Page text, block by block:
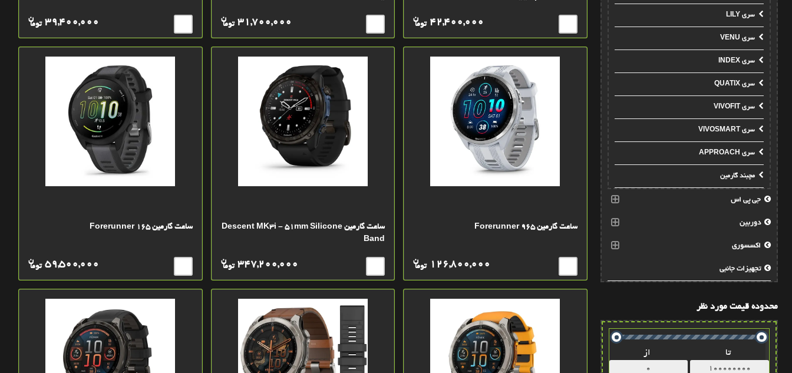
سری LILY
سری VENU
سری INDEX
سری QUATIX
سری VIVOFIT
سری VIVOSMART
سری APPROACH
مچبند گارمین
جی پی اس
دوربین
اکسسوری
تجهيزات جانبي
محدوده قیمت مورد نظر
تا از
توما
ن 42,400,000 توما
ن 31,700,000 توما
ن 39,400,000
ساعت گارمین Forerunner 965
توما
ن 126,800,000
ساعت گارمین Descent MK3i – 51mm Silicone
Band
توما
ن 347,200,000
ساعت گارمین Forerunner 165
توما
ن 59,500,000